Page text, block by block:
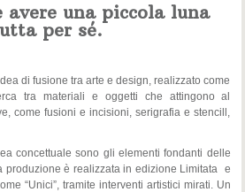
avere una piccola luna
per sé.
di fusione tra arte e design, realizzato come
tra materiali e oggetti che attingono al
come fusioni e incisioni, serigrafia e stencill,
concettuale sono gli elementi fondanti delle
produzione è realizzata in edizione Limitata e
“Unici”, tramite interventi artistici mirati. Un